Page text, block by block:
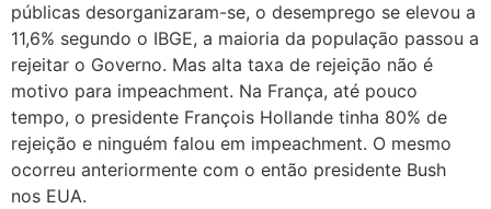
públicas desorganizaram-se, o desemprego se elevou a
11,6% segundo o IBGE, a maioria da população passou a
rejeitar o Governo. Mas alta taxa de rejeição não é
motivo para impeachment. Na França, até pouco
tempo, o presidente François Hollande tinha 80% de
rejeição e ninguém falou em impeachment. O mesmo
ocorreu anteriormente com o então presidente Bush
nos EUA.